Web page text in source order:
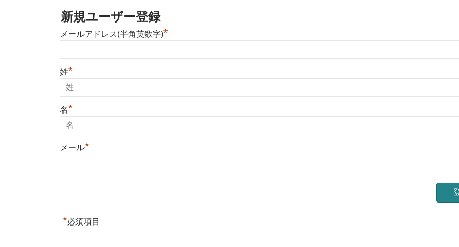
新規ユーザー登録
メールアドレス(半角英数字)*
姓*
名*
メール*
*必須項目